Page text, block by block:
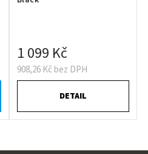
908,26 Kč bez DPH
1 099 Kč
DETAIL